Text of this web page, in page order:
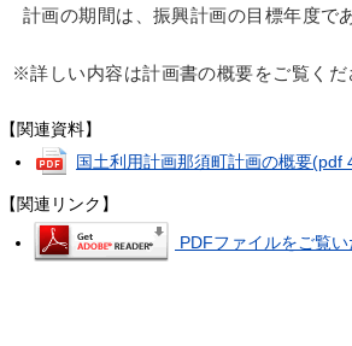
計画の期間は、振興計画の目標年度で
※詳しい内容は計画書の概要をご覧くだ
【関連資料】
国土利用計画那須町計画の概要(pdf
【関連リンク】
PDFファイルをご覧